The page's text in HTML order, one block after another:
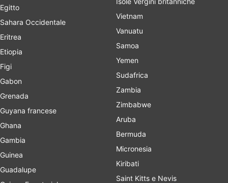
Egitto
Sahara Occidentale
Eritrea
Etiopia
Figi
Gabon
Grenada
Guyana francese
Ghana
Gambia
Guinea
Guadalupe
Vietnam
Vanuatu
Samoa
Yemen
Sudafrica
Zambia
Zimbabwe
Aruba
Bermuda
Micronesia
Kiribati
Saint Kitts e Nevis